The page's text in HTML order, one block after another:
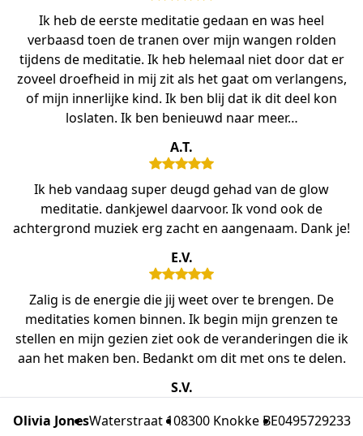
Ik heb de eerste meditatie gedaan en was heel
verbaasd toen de tranen over mijn wangen rolden
tijdens de meditatie. Ik heb helemaal niet door dat er
zoveel droefheid in mij zit als het gaat om verlangens,
of mijn innerlijke kind. Ik ben blij dat ik dit deel kon
loslaten. Ik ben benieuwd naar meer…
A.T.
Ik heb vandaag super deugd gehad van de glow
meditatie. dankjewel daarvoor. Ik vond ook de
achtergrond muziek erg zacht en aangenaam. Dank je!
E.V.
Zalig is de energie die jij weet over te brengen. De
meditaties komen binnen. Ik begin mijn grenzen te
stellen en mijn gezien ziet ook de veranderingen die ik
aan het maken ben. Bedankt om dit met ons te delen.
S.V.
Olivia JonesWaterstraat 108300 Knokke BE0495729233